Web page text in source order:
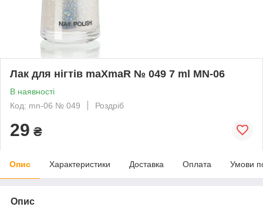
Лак для нігтів maXmaR № 049 7 ml MN-06
В наявності
Код: mn-06 № 049
Роздріб
29 ₴
Опис Характеристики Доставка Оплата Умови
Опис